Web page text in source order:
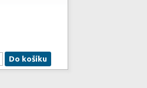
Do košíku